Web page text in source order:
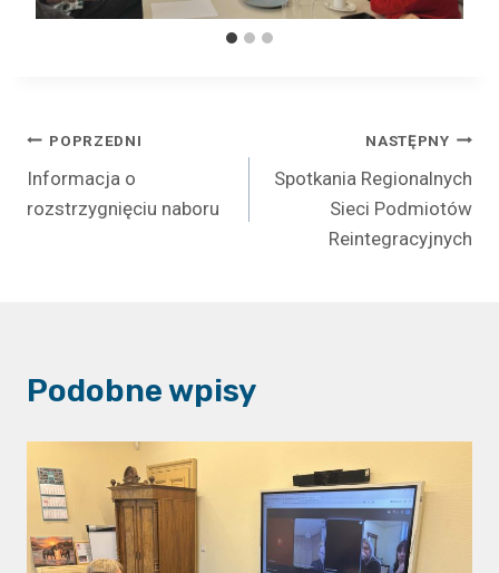
Nawigacja
wpisu
POPRZEDNI
Informacja o
rozstrzygnięciu naboru
NASTĘPNY
Spotkania Regionalnych
Sieci Podmiotów
Reintegracyjnych
Podobne wpisy